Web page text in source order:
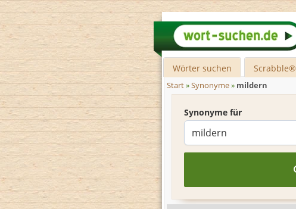
Wörter suchen Scrabble®
Start»Synonyme» mildern
Synonyme für